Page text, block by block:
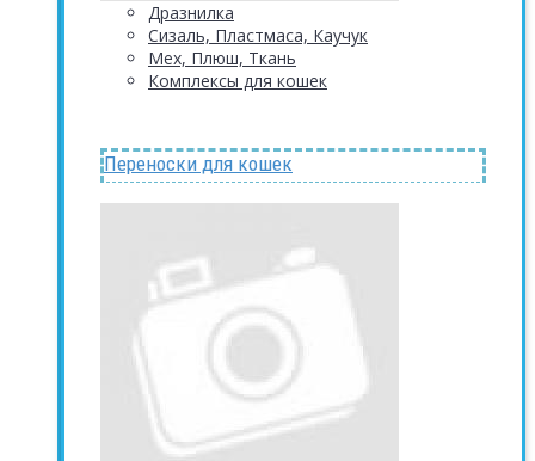
Дразнилка
Сизаль, Пластмаса, Каучук
Мех, Плюш, Ткань
Комплексы для кошек
Переноски для кошек